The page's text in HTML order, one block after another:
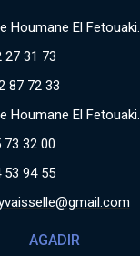
Houmane El Fetouaki.
27 31 73
87 72 33
Houmane El Fetouaki.
73 32 00
53 94 55
AGADIR